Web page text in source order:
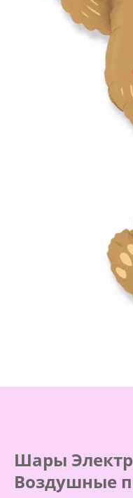
Шары
Воздушные